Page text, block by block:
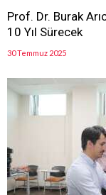
Prof. Dr. Burak
10 Yıl Sürecek
30 Temmuz 2025